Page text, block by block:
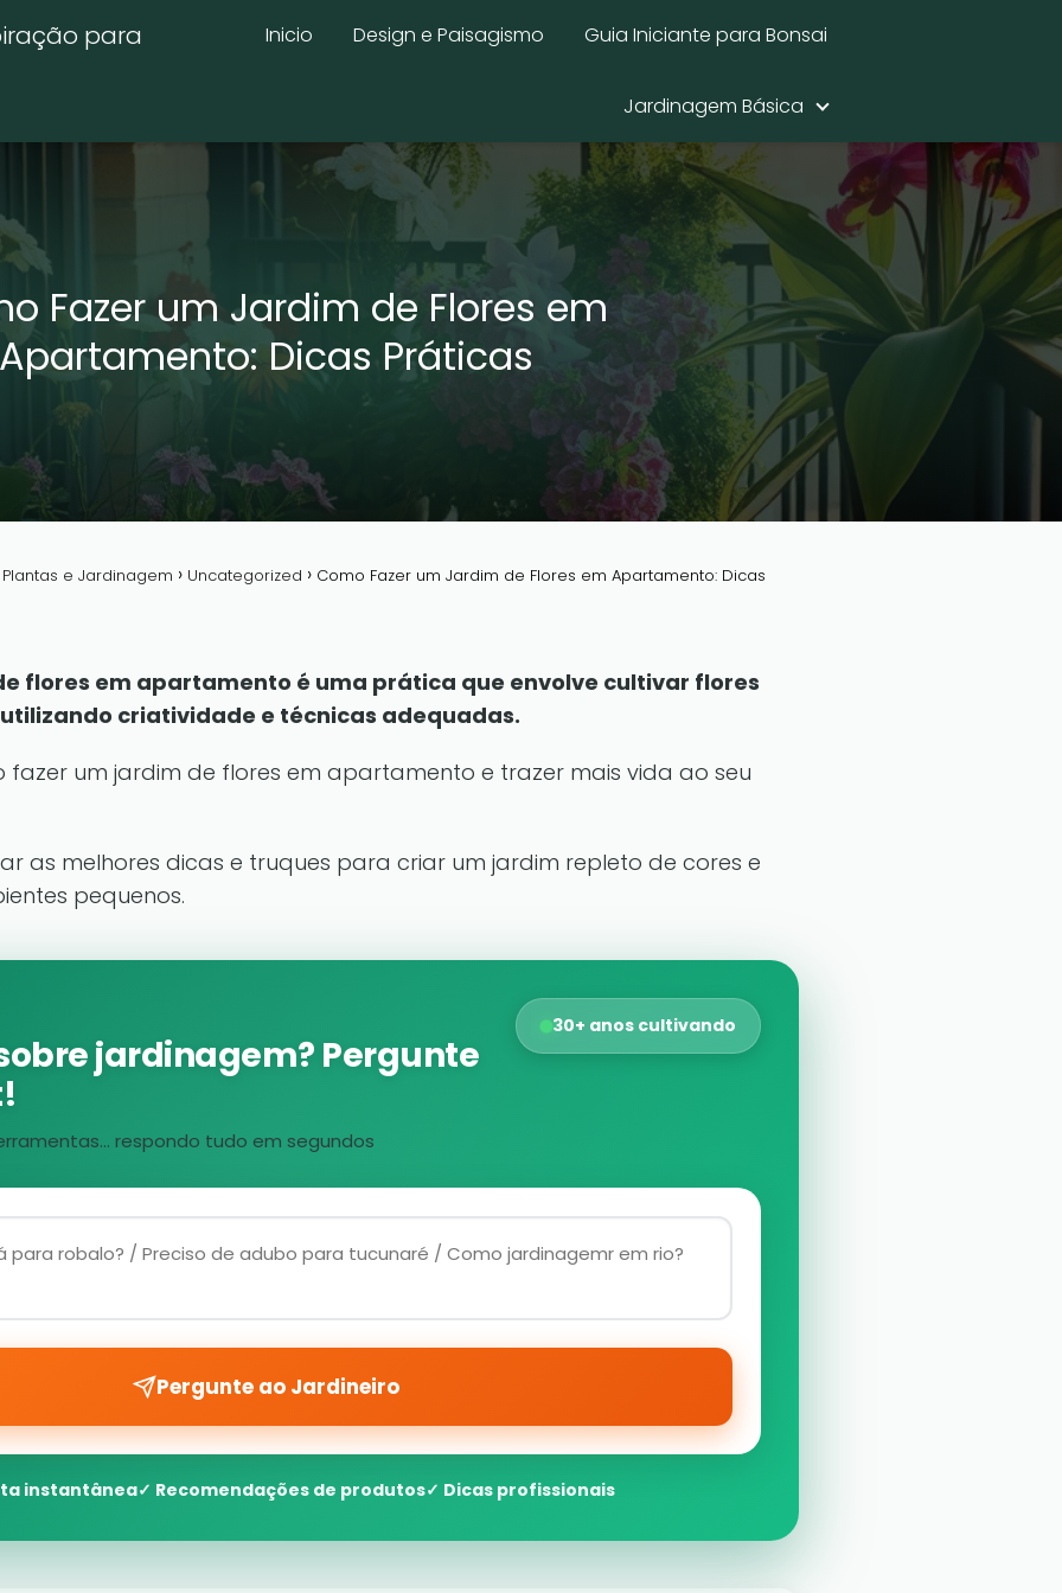
para Inicio Design e Paisagismo Guia Iniciante para Bonsai
Jardinagem Básica
Fazer um Jardim de Flores em
Dicas Práticas
e Jardinagem Uncategorized Como Fazer um Jardim de Flores em Apartamento: Dicas
flores em apartamento é uma prática que envolve cultivar flores
criatividade e técnicas adequadas.
fazer um jardim de flores em apartamento e trazer mais vida ao seu
as melhores dicas e truques para criar um jardim repleto de cores e
pequenos.
jardinagem? Pergunte
respondo tudo em segundos
30+ anos cultivando
Pergunte ao Jardineiro
instantânea✓ Recomendações de produtos✓ Dicas profissionais